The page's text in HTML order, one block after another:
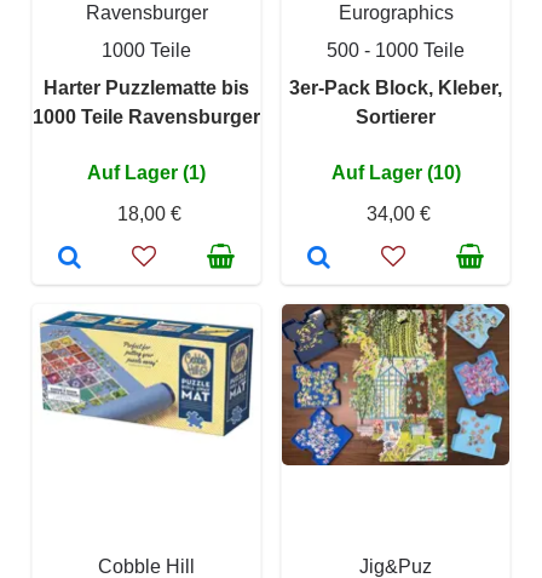
Ravensburger
1000 Teile
Harter Puzzlematte bis
1000 Teile Ravensburger
Auf Lager (1)
18,00 €
Eurographics
500 - 1000 Teile
3er-Pack Block, Kleber,
Sortierer
Auf Lager (10)
34,00 €
Cobble Hill
Jig&Puz